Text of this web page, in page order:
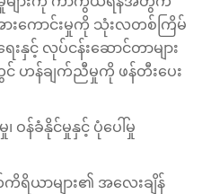
းကောင်းမှုကို သုံးလတစ်ကြိမ်
းနှင့် လုပ်ငန်းဆောင်တာများ
န်ချက်ညီမှုကို ဖန်တီးပေး
ဝန်ခံနိုင်မှုနှင့် ပုံပေါ်မှု
ယာများ၏ အလေးချိန်